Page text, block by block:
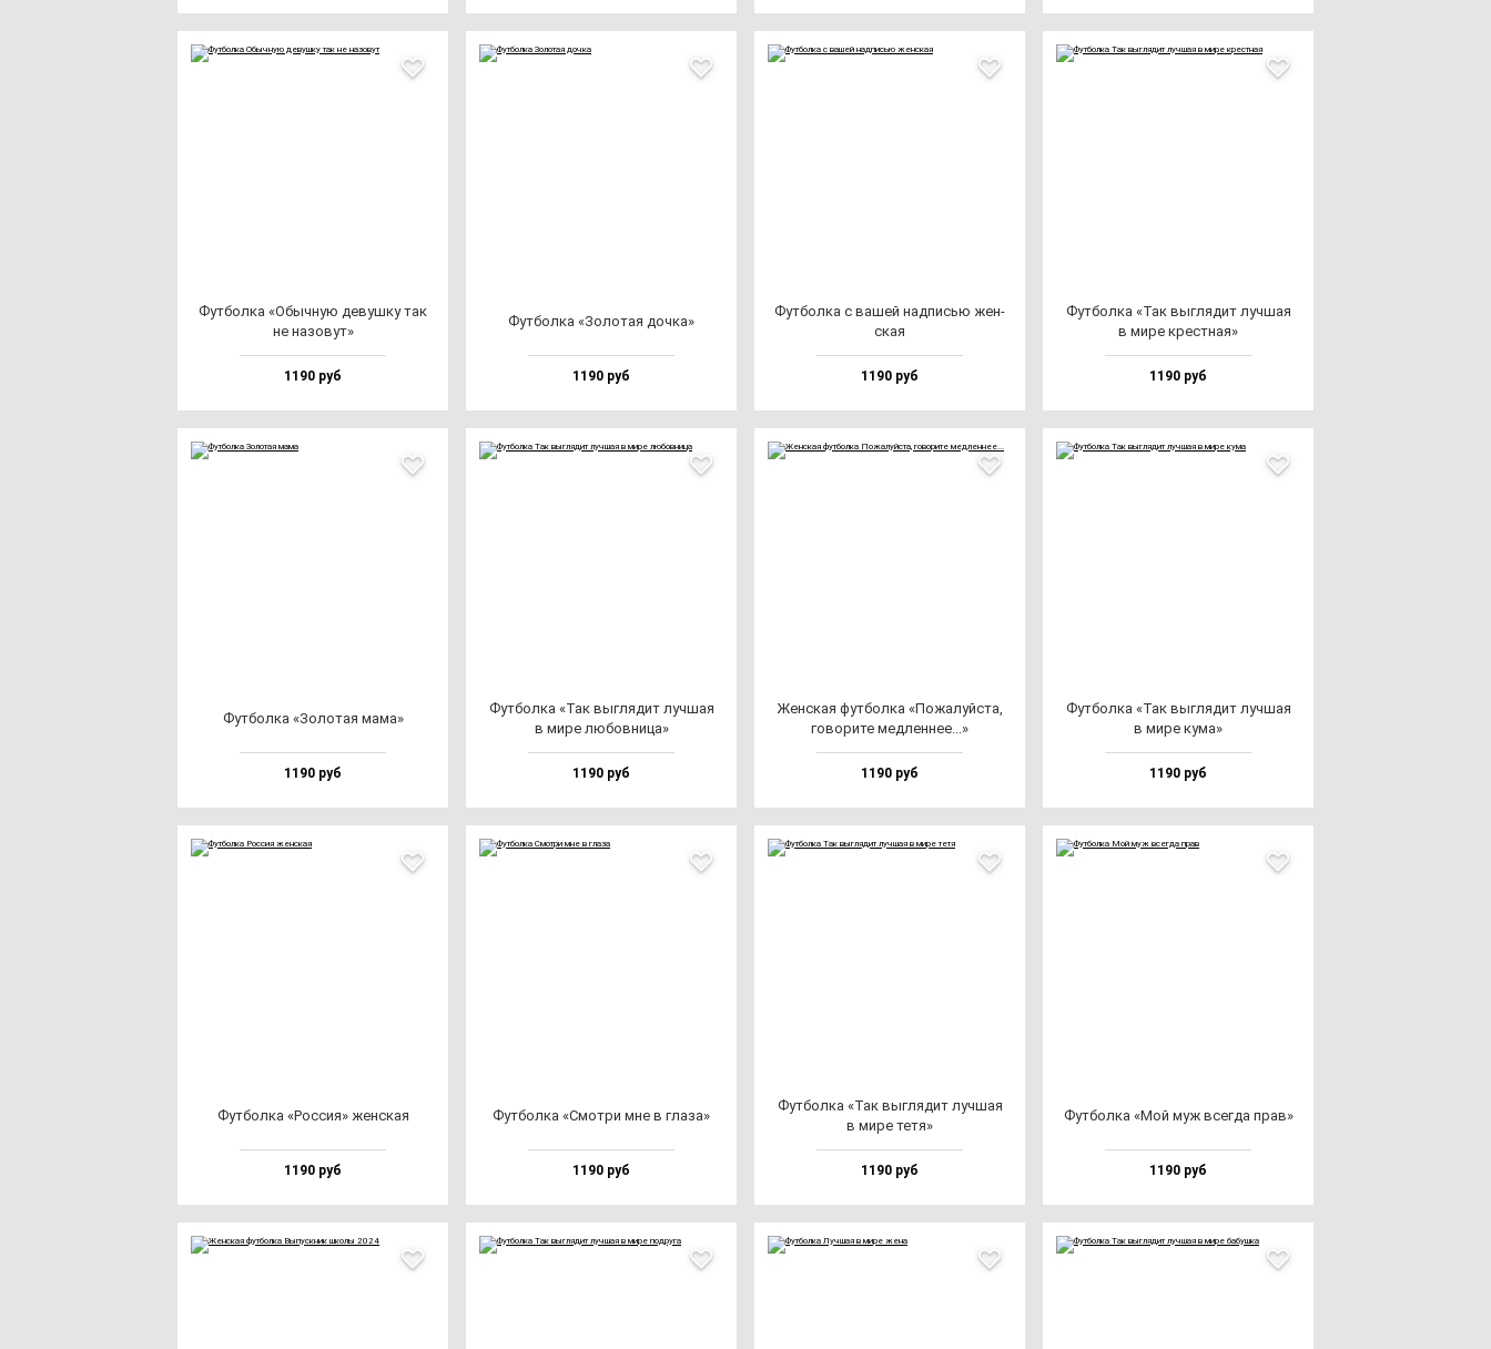
Фут­бол­ка «Обыч­ную де­вуш­ку так
не на­зо­вут»
1190 руб
Фут­бол­ка «Золо­тая доч­ка»
1190 руб
Фут­бол­ка с ва­шей над­писью жен­
ская
1190 руб
Фут­бол­ка «Так выг­ля­дит луч­шая
в ми­ре крес­тная»
1190 руб
Фут­бол­ка «Золо­тая ма­ма»
1190 руб
Фут­бол­ка «Так выг­ля­дит луч­шая
в ми­ре лю­бов­ни­ца»
1190 руб
Жен­ская фут­бол­ка «Пожа­луй­ста,
го­во­ри­те мед­лен­нее...»
1190 руб
Фут­бол­ка «Так выг­ля­дит луч­шая
в ми­ре ку­ма»
1190 руб
Фут­бол­ка «Рос­сия» жен­ская
1190 руб
Фут­бол­ка «Смот­ри мне в гла­за»
1190 руб
Фут­бол­ка «Так выг­ля­дит луч­шая
в ми­ре те­тя»
1190 руб
Фут­бол­ка «Мой муж всег­да прав»
1190 руб